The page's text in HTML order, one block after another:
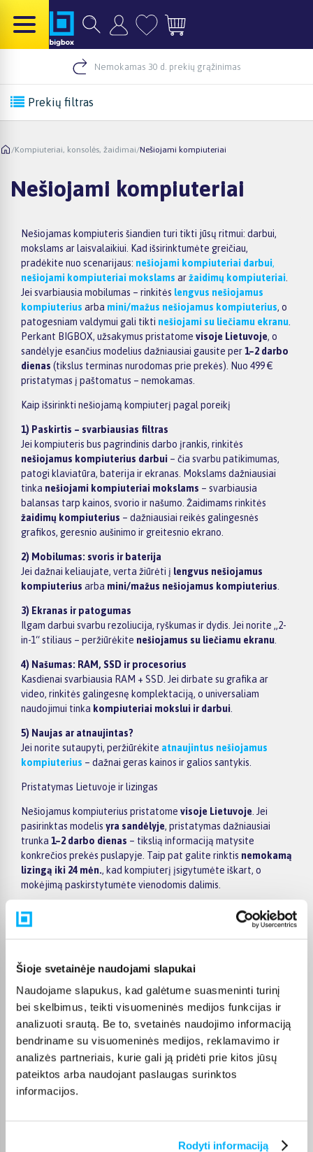
Šioje svetainėje naudojami slapukai
Naudojame slapukus, kad galėtume suasmeninti turinį
bei skelbimus, teikti visuomeninės medijos funkcijas ir
analizuoti srautą. Be to, svetainės naudojimo informaciją
bendriname su visuomeninės medijos, reklamavimo ir
analizės partneriais, kurie gali ją pridėti prie kitos jūsų
pateiktos arba naudojant paslaugas surinktos
informacijos.
Rodyti informaciją
Nemokamas 30 d. prekių grąžinimas
Prekių filtras
/Kompiuteriai, konsolės, žaidimai/Nešiojami kompiuteriai
Nešiojami kompiuteriai
Nešiojamas kompiuteris šiandien turi tikti jūsų ritmui: darbui,
mokslams ar laisvalaikiui. Kad išsirinktumėte greičiau,
pradėkite nuo scenarijaus: nešiojami kompiuteriai darbui,
nešiojami kompiuteriai mokslams aržaidimų kompiuteriai
Jei svarbiausia mobilumas – rinkitės lengvus nešiojamus
kompiuterius arba mini/mažus nešiojamus kompiuterius, o
patogesniam valdymui gali tikti nešiojami su liečiamu ekranu
Perkant BIGBOX, užsakymus pristatome visoje Lietuvoje, o
sandėlyje esančius modelius dažniausiai gausite per1–2 darbo
dienas (tikslus terminas nurodomas prie prekės). Nuo 499 €
pristatymas į paštomatus – nemokamas.
Kaip išsirinkti nešiojamą kompiuterį pagal poreikį
1) Paskirtis – svarbiausias filtras
Jei kompiuteris bus pagrindinis darbo įrankis, rinkitės
nešiojamus kompiuterius darbui – čia svarbu patikimumas,
patogi klaviatūra, baterija ir ekranas. Mokslams dažniausiai
tinka nešiojami kompiuteriai mokslams – svarbiausia
balansas tarp kainos, svorio ir našumo. Žaidimams rinkitės
žaidimų kompiuterius – dažniausiai reikės galingesnės
grafikos, geresnio aušinimo ir greitesnio ekrano.
2) Mobilumas: svoris ir baterija
Jei dažnai keliaujate, verta žiūrėti į lengvus nešiojamus
kompiuterius arba mini/mažus nešiojamus kompiuterius
3) Ekranas ir patogumas
Ilgam darbui svarbu rezoliucija, ryškumas ir dydis. Jei norite „2-
in-1“ stiliaus – peržiūrėkite nešiojamus su liečiamu ekranu
4) Našumas: RAM, SSD ir procesorius
Kasdienai svarbiausia RAM + SSD. Jei dirbate su grafika ar
video, rinkitės galingesnę komplektaciją, o universaliam
naudojimui tinka kompiuteriai mokslui ir darbui
5) Naujas ar atnaujintas?
Jei norite sutaupyti, peržiūrėkite atnaujintus nešiojamus
kompiuterius – dažnai geras kainos ir galios santykis.
Pristatymas Lietuvoje ir lizingas
Nešiojamus kompiuterius pristatome visoje Lietuvoje . Jei
pasirinktas modelis yra sandėlyje, pristatymas dažniausiai
trunka 1–2 darbo dienas – tikslią informaciją matysite
konkrečios prekės puslapyje. Taip pat galite rinktis nemokamą
lizingą iki 24 mėn., kad kompiuterį įsigytumėte iškart, o
mokėjimą paskirstytumėte vienodomis dalimis.
Populiarūs gamintojai
DELL
Acer MSI, o AI funkcijų ieškantiems –
Pirkėjų atsiliepimai apie prekes
Jaunius P.
Geras kompiuteris mokslams, kokybiškas korpusas ir ekranas